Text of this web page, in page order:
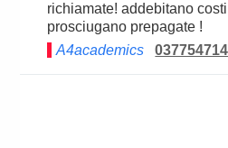
richiamate! addebitano
prosciugano prepagate !
A4academics